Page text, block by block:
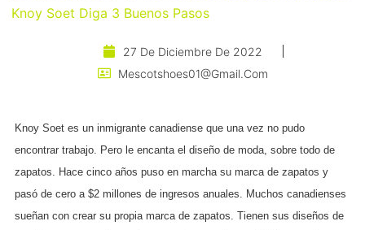
Knoy Soet Diga 3 Buenos Pasos
27 De Diciembre De 2022
Mescotshoes01@gmail.com
Knoy Soet es un inmigrante canadiense que una vez no pudo
encontrar trabajo. Pero le encanta el diseño de moda, sobre todo de
zapatos. Hace cinco años puso en marcha su marca de zapatos y
pasó de cero a $2 millones de ingresos anuales. Muchos canadienses
sueñan con crear su propia marca de zapatos. Tienen sus diseños de